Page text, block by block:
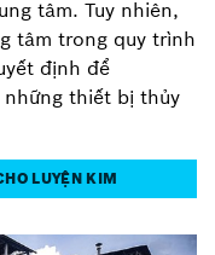
tâm. Tuy nhiên,
tâm trong quy trình
định để
thiết bị thủy
LUYỆN KIM